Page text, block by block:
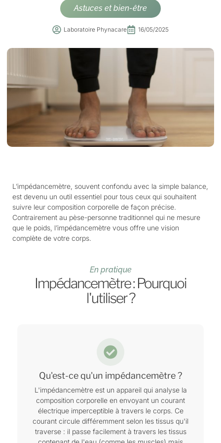
Astuces et bien-être
Laboratoire Phynacare 16/05/2025
L’impédancemètre, souvent confondu avec la simple balance,
est devenu un outil essentiel pour tous ceux qui souhaitent
suivre leur composition corporelle de façon précise.
Contrairement au pèse-personne traditionnel qui ne mesure
que le poids, l’impédancemètre vous offre une vision
complète de votre corps.
En pratique
Impédancemètre : Pourquoi
l'utiliser ?
Qu'est-ce qu'un impédancemètre ?
L'impédancemètre est un appareil qui analyse la
composition corporelle en envoyant un courant
électrique imperceptible à travers le corps. Ce
courant circule différemment selon les tissus qu'il
traverse : il passe facilement à travers les tissus